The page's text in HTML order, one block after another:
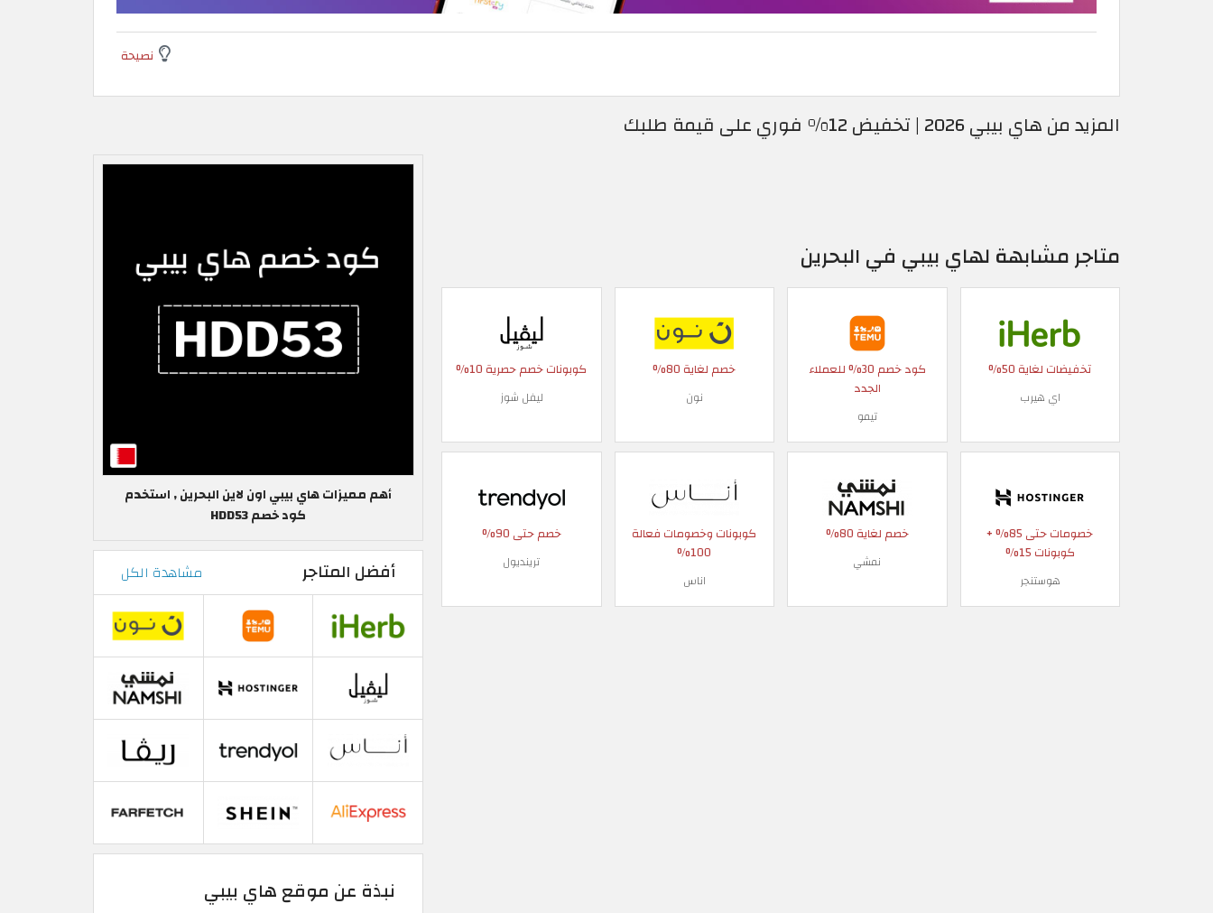
نصيحة
المزيد من هاي بيبي 2026 | تخفيض 12% فوري على قيمة طلبك
متاجر مشابهة لهاي بيبي في البحرين
تخفيضات لغاية 50%
اي هيرب
كود خصم 30% للعملاء
الجدد
تيمو
خصم لغاية 80%
نون
كوبونات خصم حصرية 10%
ليفل شوز
خصومات حتى 85% +
كوبونات 15%
هوستنجر
خصم لغاية 80%
نمشي
كوبونات وخصومات فعالة
100%
اناس
خصم حتى 90%
ترينديول
أهم مميزات هاي بيبي اون لاين البحرين , استخدم
كود خصم HDD53
أفضل المتاجر مشاهدة الكل
نبذة عن موقع هاي بيبي